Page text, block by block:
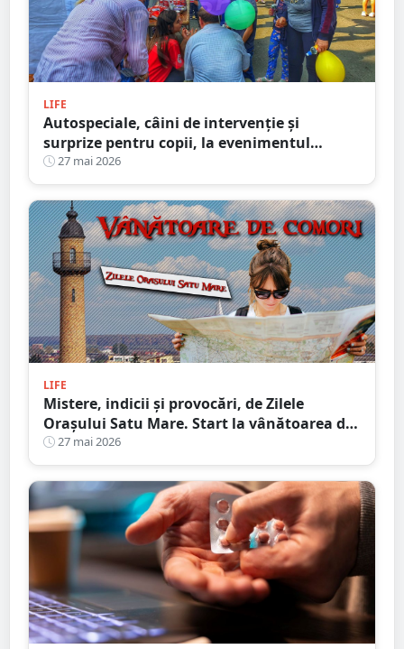
LIFE
Autospeciale, câini de intervenție și
surprize pentru copii, la evenimentul
organizat de polițiști, pompieri și jandarmi
în Satu Mare
27 mai 2026
LIFE
Mistere, indicii și provocări, de Zilele
Orașului Satu Mare. Start la vânătoarea de
comori urbane
27 mai 2026